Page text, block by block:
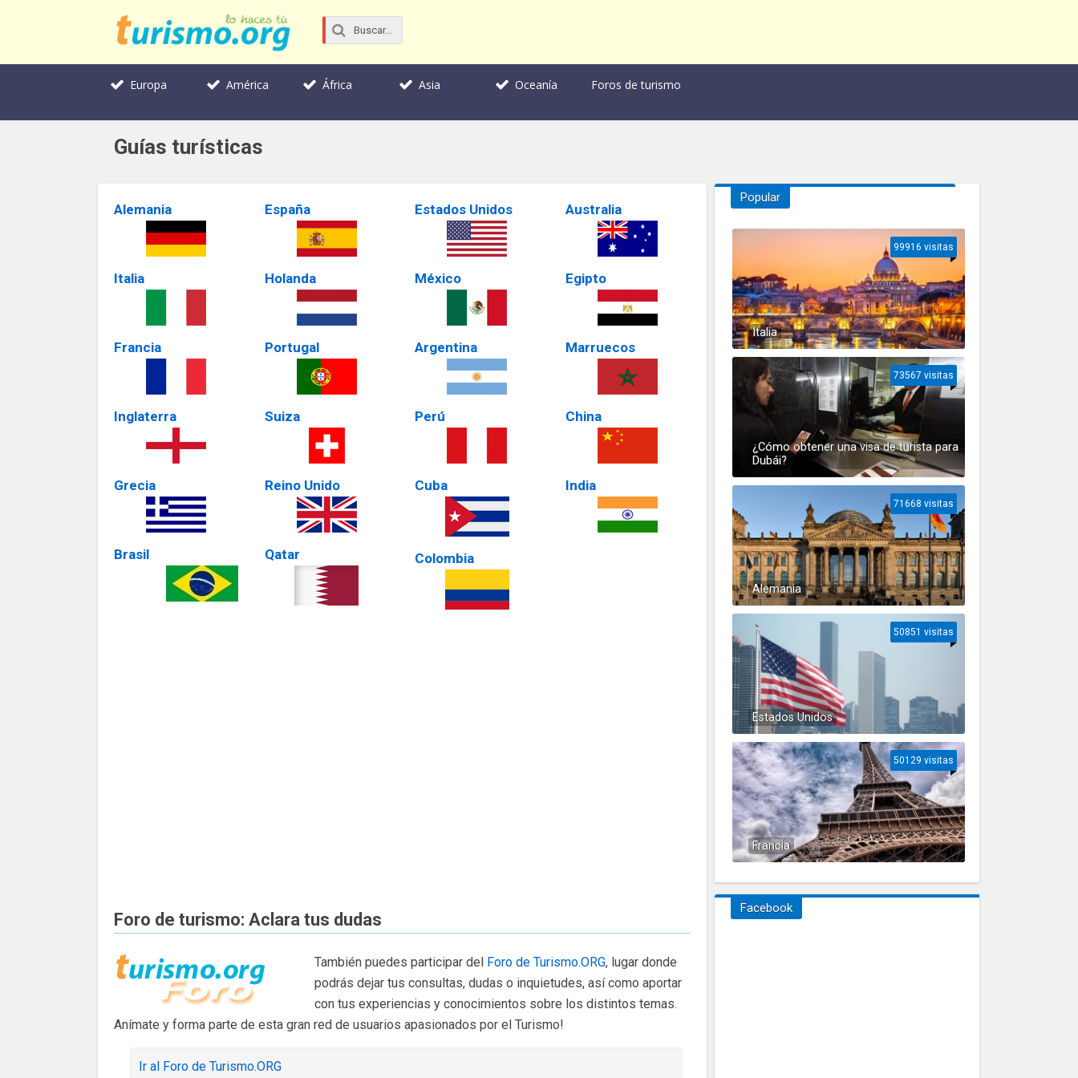
Europa América África Asia Oceanía Foros de turismo
Guías turísticas
Alemania
Italia
Francia
Inglaterra
Grecia
Brasil
España
Holanda
Portugal
Suiza
Reino Unido
Qatar
Estados Unidos
México
Argentina
Perú
Cuba
Colombia
Australia
Egipto
Marruecos
China
India
Foro de turismo: Aclara tus dudas
También puedes participar del Foro de Turismo.ORG, lugar donde
podrás dejar tus consultas, dudas o inquietudes, así como aportar
con tus experiencias y conocimientos sobre los distintos temas.
Anímate y forma parte de esta gran red de usuarios apasionados por el Turismo!
Ir al Foro de Turismo.ORG
Popular
Italia
99916 visitas
¿Cómo obtener una visa de turista para
Dubái?
73567 visitas
Alemania
71668 visitas
Estados Unidos
50851 visitas
Francia
50129 visitas
Facebook